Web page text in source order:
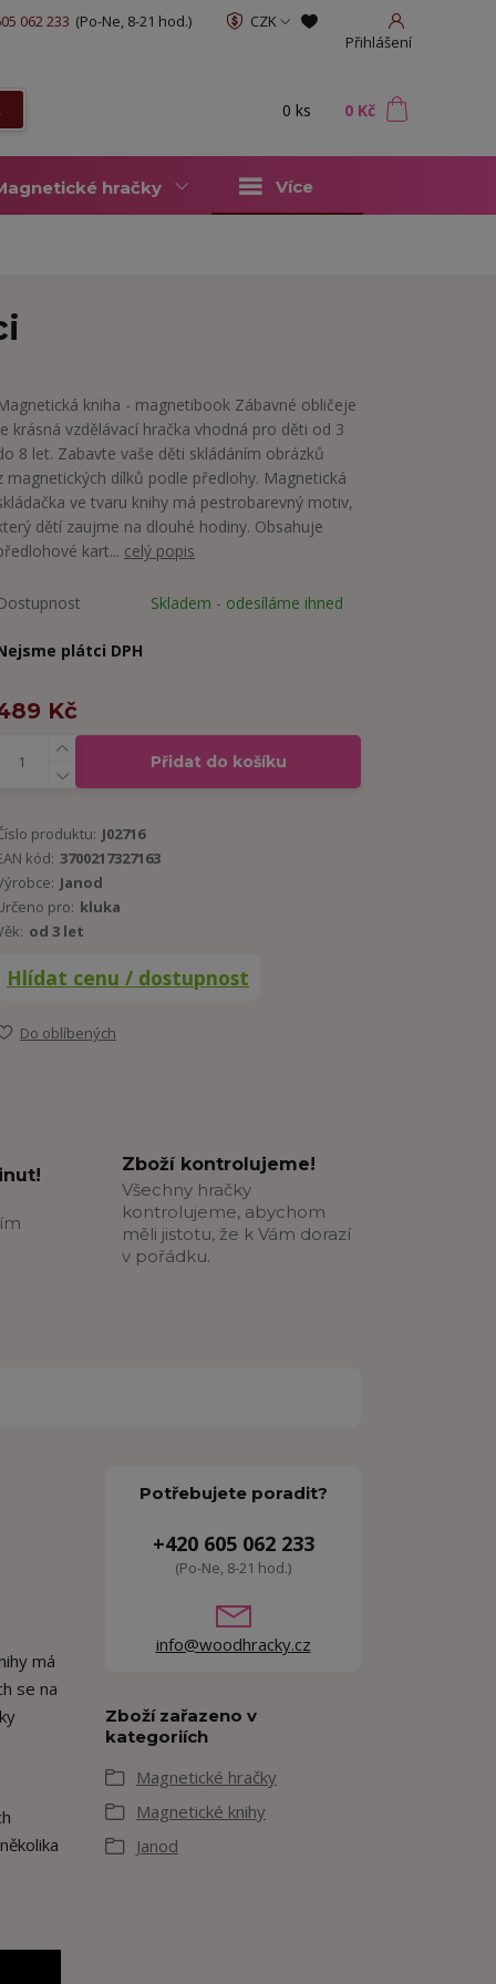
CZK
Přihlášení
062 233 (Po-Ne, 8-21 hod.)
0 ks 0 Kč
hračky Více
kniha - magnetibook Zábavné obličeje
krásná vzdělávací hračka vhodná pro děti od 3
8 let. Zabavte vaše děti skládáním obrázků
magnetických dílků podle předlohy. Magnetická
ve tvaru knihy má pestrobarevný motiv,
dětí zaujme na dlouhé hodiny. Obsahuje
kart... celý popis
Skladem - odesíláme ihned
plátci DPH
Kč
Přidat do košíku
produktu: J02716
kód: 3700217327163
Janod
pro: kluka
od 3 let
Hlídat cenu / dostupnost
Do oblíbených
Zboží kontrolujeme!
Všechny hračky
kontrolujeme, abychom
měli jistotu, že k Vám dorazí
v pořádku.
má
se na
Potřebujete poradit?
+420 605 062 233
(Po-Ne, 8-21 hod.)
info@woodhracky.cz
Zboží zařazeno v
kategoriích
Magnetické hračky
Magnetické knihy
Janod